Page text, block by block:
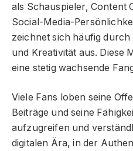
als Schauspieler, Content
Social-Media-
zeichnet sich häufig
und Kreativität aus. Diese
eine stetig wachsende
Viele Fans loben seine
Beiträge und seine
aufzugreifen und
digitalen Ära, in der